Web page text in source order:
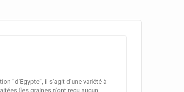
"d'Egypte", il s'agit d'une variété à
(les graines n'ont reçu aucun